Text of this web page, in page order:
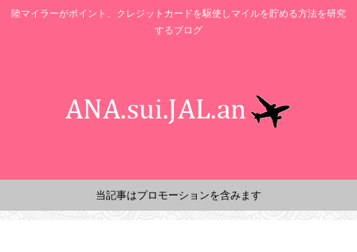
陸マイラーがポイント、クレジットカードを駆使しマイルを貯める方法を研究
するブログ
当記事はプロモーションを含みます